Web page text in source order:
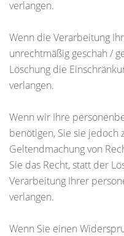
verlangen.
Wenn die Verarbeitung
unrechtmäßig geschah /
Löschung die
verlangen.
Wenn wir Ihre
benötigen, Sie sie jedoch
Geltendmachung von
Sie das Recht, statt der
Verarbeitung Ihrer
verlangen.
Wenn Sie einen